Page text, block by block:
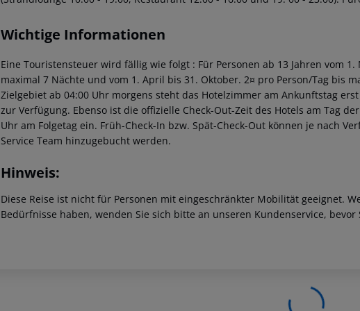
Wichtige Informationen
Eine Touristensteuer wird fällig wie folgt : Für Personen ab 13 Jahren vom
maximal 7 Nächte und vom 1. April bis 31. Oktober. 2¤ pro Person/Tag bis
Zielgebiet ab 04:00 Uhr morgens steht das Hotelzimmer am Ankunftstag
zur Verfügung. Ebenso ist die offizielle Check-Out-Zeit des Hotels am Tag
Uhr am Folgetag ein. Früh-Check-In bzw. Spät-Check-Out können je nach
Service Team hinzugebucht werden.
Hinweis:
Diese Reise ist nicht für Personen mit eingeschränkter Mobilität geeignet.
Bedürfnisse haben, wenden Sie sich bitte an unseren Kundenservice,